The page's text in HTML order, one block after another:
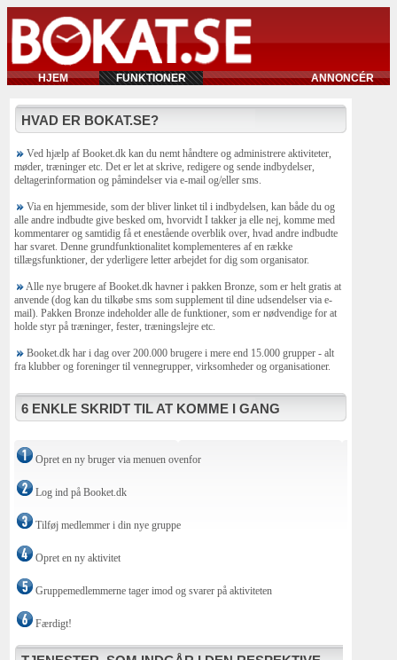
HJEM FUNKTIONER ANNONCÉR
HVAD ER BOKAT.SE?
Ved hjælp af Booket.dk kan du nemt håndtere og administrere aktiviteter,
møder, træninger etc. Det er let at skrive, redigere og sende indbydelser,
deltagerinformation og påmindelser via e-mail og/eller sms.
Via en hjemmeside, som der bliver linket til i indbydelsen, kan både du og
alle andre indbudte give besked om, hvorvidt I takker ja elle nej, komme med
kommentarer og samtidig få et enestående overblik over, hvad andre indbudte
har svaret. Denne grundfunktionalitet komplementeres af en række
tillægsfunktioner, der yderligere letter arbejdet for dig som organisator.
Alle nye brugere af Booket.dk havner i pakken Bronze, som er helt gratis at
anvende (dog kan du tilkøbe sms som supplement til dine udsendelser via e-
mail). Pakken Bronze indeholder alle de funktioner, som er nødvendige for at
holde styr på træninger, fester, træningslejre etc.
Booket.dk har i dag over 200.000 brugere i mere end 15.000 grupper - alt
fra klubber og foreninger til vennegrupper, virksomheder og organisationer.
6 ENKLE SKRIDT TIL AT KOMME I GANG
Opret en ny bruger via menuen ovenfor
Log ind på Booket.dk
Tilføj medlemmer i din nye gruppe
Opret en ny aktivitet
Gruppemedlemmerne tager imod og svarer på aktiviteten
Færdigt!